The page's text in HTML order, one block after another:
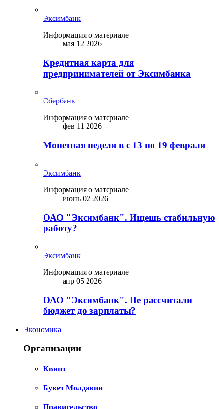
Эксимбанк
Информация о материале
мая 12 2026
Кредитная карта для
предпринимателей от Эксимбанка
Сбербанк
Информация о материале
фев 11 2026
Монетная неделя в с 13 по 19 февраля
Эксимбанк
Информация о материале
июнь 02 2026
ОАО "Эксимбанк". Ищешь стабильную
работу?
Эксимбанк
Информация о материале
апр 05 2026
ОАО "Эксимбанк". Не рассчитали
бюджет до зарплаты?
Экономика
Организации
Квинт
Букет Молдавии
Правительство